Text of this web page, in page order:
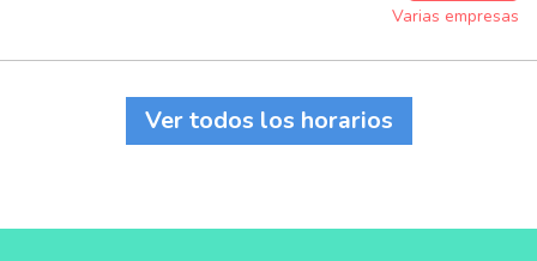
Varias empresas
Ver todos los horarios